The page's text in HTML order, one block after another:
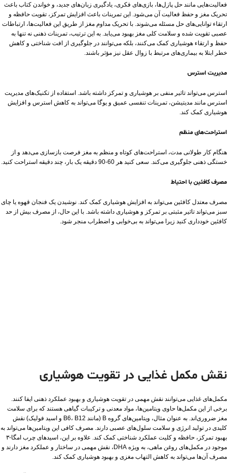
فعالیت‌هایی مانند حل پازل‌ها، بازی‌های فکری، یادگیری زبان‌های جدید، و خواندن کتاب باعث
تحریک مغز و حفظ فعالیت آن می‌شود. این تمرینات باعث افزایش تمرکز، تقویت حافظه و
ارتقاء توانایی‌های حل مسئله می‌شوند. با تحریک مداوم مغز از طریق این فعالیت‌ها، ارتباطات
عصبی تقویت شده و سلامت کلی مغز بهبود می‌یابد. به این ترتیب، تمرینات ذهنی نه تنها به
حفظ و ارتقاء هوشیاری کمک می‌کنند، بلکه می‌توانند در جلوگیری از افت شناختی و کاهش
خطر ابتلا به بیماری‌های مرتبط با زوال عقل نیز مؤثر باشند.
مدیریت استرس
استرس می‌تواند تاثیر منفی بر هوشیاری و تمرکز داشته باشد. استفاده از تکنیک‌های مدیریت
استرس مانند مدیتیشن، تمرینات تنفسی عمیق و یوگا می‌تواند به کاهش استرس و افزایش
هوشیاری کمک کند.
استراحت‌های منظم
هنگام کار طولانی مدت، استراحت‌های کوتاه و منظم به مغز فرصت بازسازی می‌دهد و از
خستگی ذهنی جلوگیری می‌کند. سعی کنید هر 60-90 دقیقه یک بار، چند دقیقه استراحت کنید.
مصرف کافئین با احتیاط
مصرف معتدل کافئین می‌تواند به افزایش هوشیاری کمک کند. نوشیدن یک فنجان قهوه یا چای
سبز می‌تواند تاثیر مثبتی بر تمرکز و هوشیاری داشته باشد. با این حال، از مصرف بیش از حد
کافئین خودداری کنید زیرا می‌تواند به بی‌خوابی و اضطراب منجر شود.
نقش مکمل غذایی در تقویت هوشیاری
مکمل‌های غذایی می‌توانند نقش مهمی در تقویت هوشیاری و بهبود عملکرد ذهنی ایفا کنند.
برخی از این مکمل‌ها حاوی ویتامین‌ها، مواد معدنی و ترکیبات گیاهی هستند که برای سلامت
مغز ضروری‌اند. به عنوان مثال، ویتامین‌های گروه B (مانند B6، B12 و اسید فولیک) نقش
کلیدی در تولید انرژی و سلامت سلول‌های عصبی دارند. مصرف کافی این ویتامین‌ها می‌تواند به
بهبود تمرکز، حافظه و کلیت عملکرد شناختی کمک کند. علاوه بر این، اسیدهای چرب امگا-۳
موجود در مکمل‌های روغن ماهی، به ویژه DHA، نقش مهمی در ساختار و عملکرد مغز دارند و
مصرف آن‌ها می‌تواند به کاهش التهاب مغزی و بهبود هوشیاری کمک کند.